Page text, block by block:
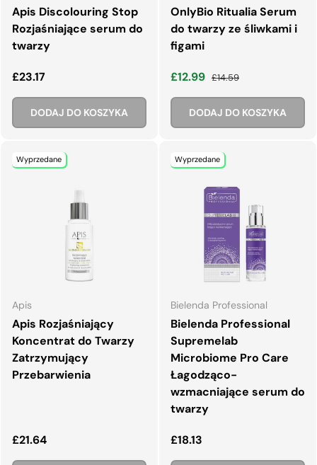
Apis Discolouring Stop
Rozjaśniające serum do
twarzy
Normalna cena
£23.17
DODAJ DO KOSZYKA
OnlyBio Ritualia Serum
do twarzy ze śliwkami i
figami
Cena wyprzedaży
£12.99 Normalna cena
£14.59
DODAJ DO KOSZYKA
Wyprzedane
Apis
Apis Rozjaśniający
Koncentrat do Twarzy
Zatrzymujący
Przebarwienia
Normalna cena
£21.64
Wyprzedane
Bielenda Professional
Bielenda Professional
Supremelab
Microbiome Pro Care
Łagodząco-
wzmacniające serum do
twarzy
Normalna cena
£18.13